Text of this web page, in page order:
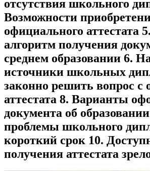
отсутствия школьного
Возможности
официального аттестата
алгоритм получения
среднем образовании 6.
источники школьных
законно решить вопрос с
аттестата 8. Варианты
документа об
проблемы школьного
короткий срок 10.
получения аттестата